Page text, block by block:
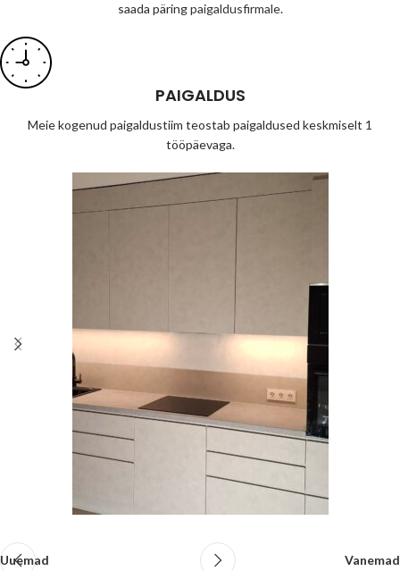
saada päringpaigaldusfirmale.
PAIGALDUS
Meie kogenud paigaldustiim teostab paigaldused keskmiselt 1
tööpäevaga.
Uuemad Vanemad